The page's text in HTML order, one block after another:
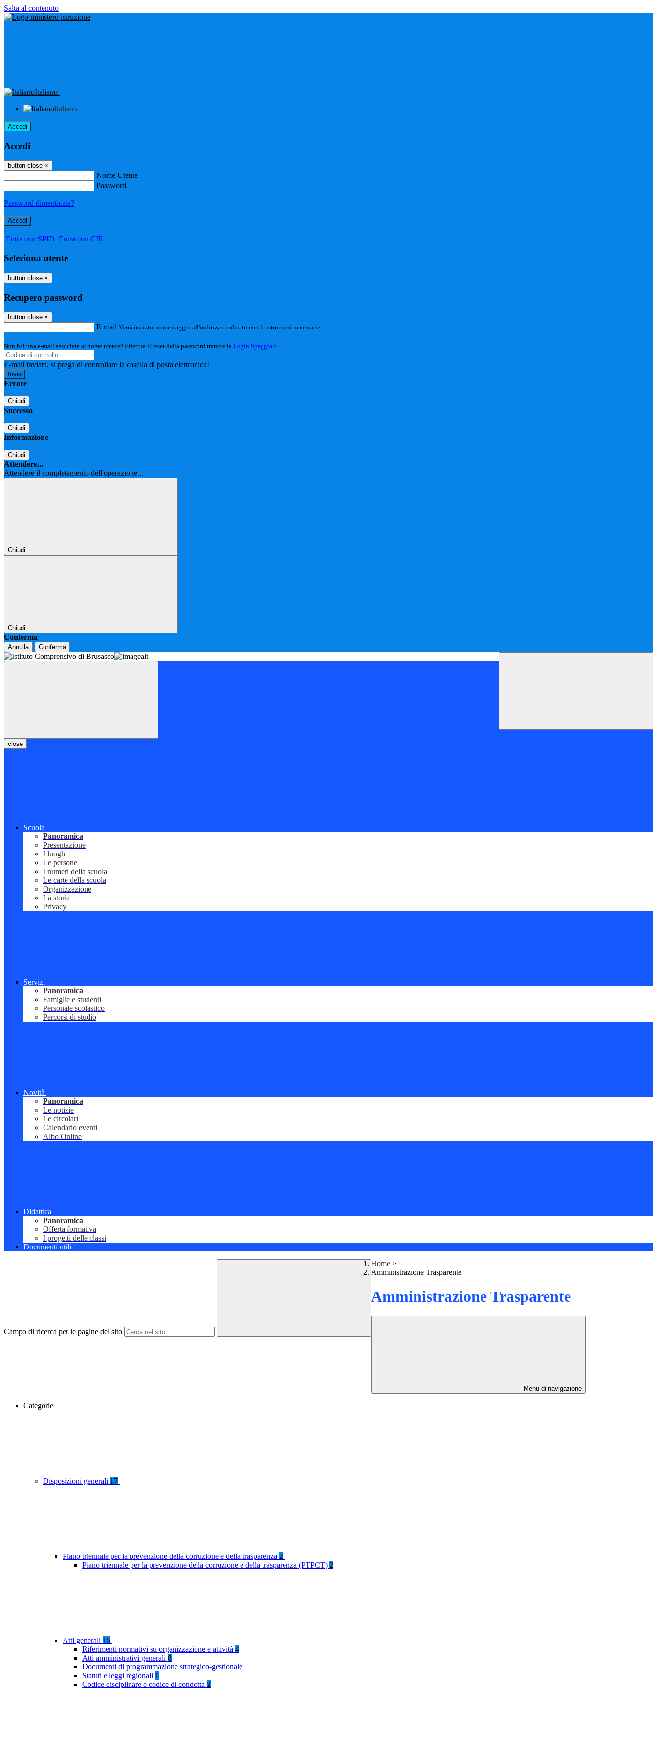
Salta al contenuto
Italiano
Italiano
Accedi
Accedi
button close ×
Nome Utente
Password
Password dimenticata?
-
Entra con SPID Entra con CIE
Seleziona utente
button close ×
Recupero password
button close ×
E-mail Verrà inviato un messaggio all'indirizzo indicato con le istruzioni necessarie.
Non hai una e-mail associata al nome utente? Effettua il reset della password tramite la Login Spaggiari
E-mail inviata, si prega di controllare la casella di posta elettronica!
Errore
Chiudi
Successo
Chiudi
Informazione
Chiudi
Attendere...
Attendere il completamento dell'operazione...
Chiudi
Chiudi
Conferma
Annulla Conferma
close
Scuola
Panoramica
Presentazione
I luoghi
Le persone
I numeri della scuola
Le carte della scuola
Organizzazione
La storia
Privacy
Servizi
Panoramica
Famiglie e studenti
Personale scolastico
Percorsi di studio
Novità
Panoramica
Le notizie
Le circolari
Calendario eventi
Albo Online
Didattica
Panoramica
Offerta formativa
I progetti delle classi
Documenti utili
Campo di ricerca per le pagine del sito
Home >
Amministrazione Trasparente
Amministrazione Trasparente
Menu di navigazione
Categorie
Disposizioni generali 17
Piano triennale per la prevenzione della corruzione e della trasparenza 2
Piano triennale per la prevenzione della corruzione e della trasparenza (PTPCT) 2
Atti generali 15
Riferimenti normativi su organizzazione e attività 4
Atti amministrativi generali 8
Documenti di programmazione strategico-gestionale
Statuti e leggi regionali 1
Codice disciplinare e codice di condotta 2